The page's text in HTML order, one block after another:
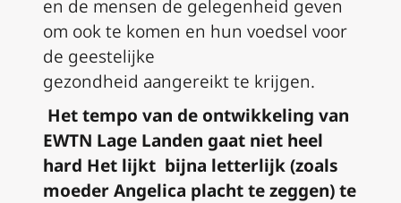
en de mensen de gelegenheid geven
om ook te komen en hun voedsel voor
de geestelijke
gezondheid aangereiktte krijgen.
Het tempo van de ontwikkeling van
EWTN Lage Landen gaat niet heel
hard Het lijkt bijna letterlijk(zoals
moeder Angelica placht te zeggen)te